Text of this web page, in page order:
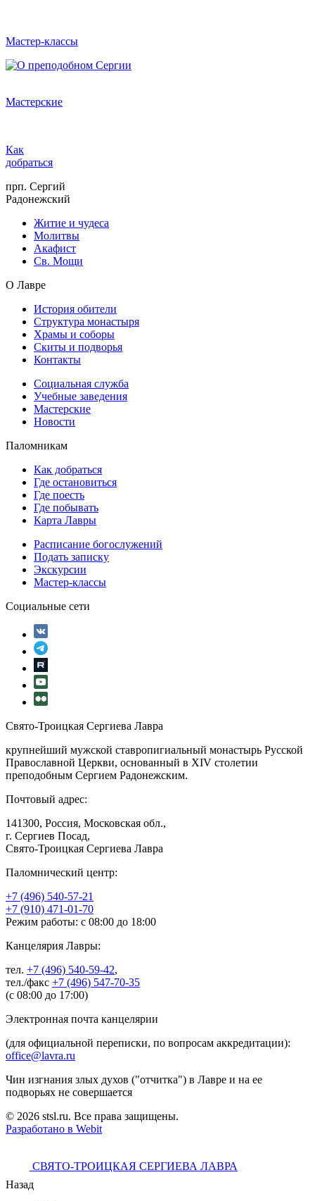
Мастер-классы
Мастерские
Как
добраться
прп. Сергий
Радонежский
Житие и чудеса
Молитвы
Акафист
Св. Мощи
О Лавре
История обители
Структура монастыря
Храмы и соборы
Скиты и подворья
Контакты
Социальная служба
Учебные заведения
Мастерские
Новости
Паломникам
Как добраться
Где остановиться
Где поесть
Где побывать
Карта Лавры
Расписание богослужений
Подать записку
Экскурсии
Мастер-классы
Социальные сети
Свято-Троицкая Сергиева Лавра
крупнейший мужской ставропигиальный монастырь Русской
Православной Церкви, основанный в XIV столетии
преподобным Сергием Радонежским.
Почтовый адрес:
141300, Россия, Московская обл.,
г. Сергиев Посад,
Свято-Троицкая Сергиева Лавра
Паломнический центр:
+7 (496) 540-57-21
+7 (910) 471-01-70
Режим работы: с 08:00 до 18:00
Канцелярия Лавры:
тел. +7 (496) 540-59-42,
тел./факс +7 (496) 547-70-35
(с 08:00 до 17:00)
Электронная почта канцелярии
(для официальной переписки, по вопросам аккредитации):
office@lavra.ru
Чин изгнания злых духов ("отчитка") в Лавре и на ее
подворьях не совершается
© 2026 stsl.ru. Все права защищены.
Разработано в Webit
СВЯТО-ТРОИЦКАЯ СЕРГИЕВА ЛАВРА
Назад